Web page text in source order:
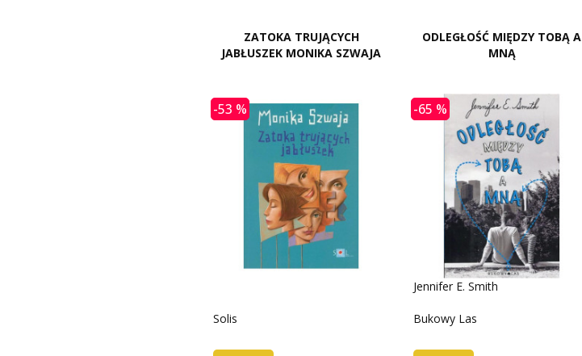
ZATOKA TRUJĄCYCH
JABŁUSZEK MONIKA SZWAJA
-53 %
Solis
ODLEGŁOŚĆ MIĘDZY TOBĄ A
MNĄ
-65 %
Jennifer E. Smith
Bukowy Las